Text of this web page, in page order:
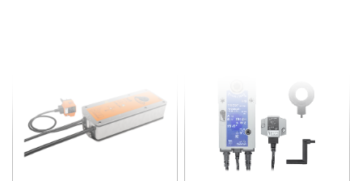
HINZUFÜGEN
HINZUFÜGEN